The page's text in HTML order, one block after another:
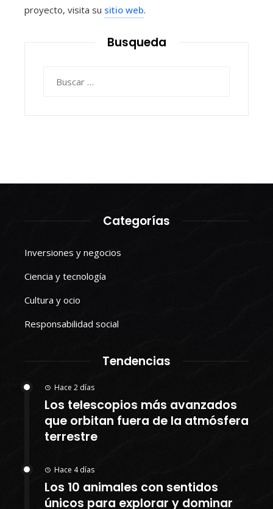
proyecto, visita su sitio web.
Busqueda
Categorías
Inversiones y negocios
Ciencia y tecnología
Cultura y ocio
Responsabilidad social
Tendencias
Hace 2 días
Los telescopios más avanzados
que orbitan fuera de la atmósfera
terrestre
Hace 4 días
Los 10 animales con sentidos
únicos para explorar y dominar